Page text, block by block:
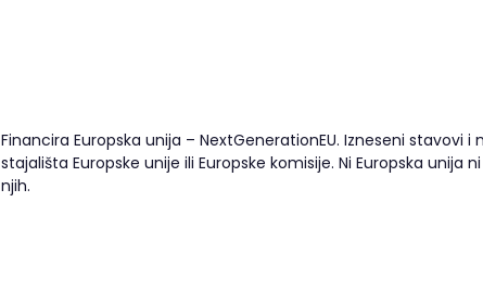
Financira Europska unija – NextGenerationEU. Izneseni
stajališta Europske unije ili Europske komisije. Ni Europska
njih.